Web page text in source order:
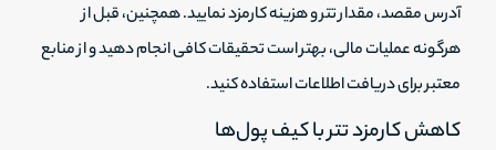
آدرس مقصد، مقدار تتر و هزینه کارمزد نمایید. همچنین، قبل از
هرگونه عملیات مالی، بهتر است تحقیقات کافی انجام دهید و از منابع
معتبر برای دریافت اطلاعات استفاده کنید.
کاهش کارمزد تتر با کیف پول‌ها